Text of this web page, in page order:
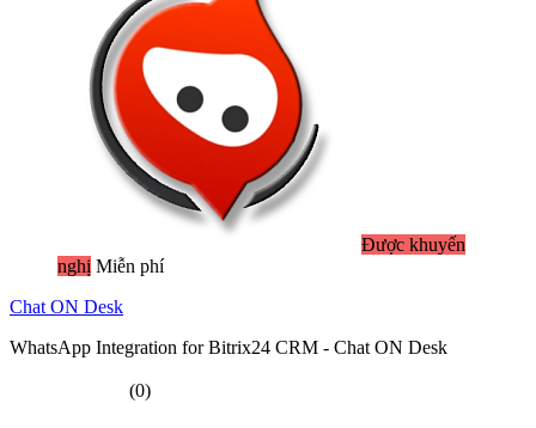
Được khuyến
nghị Miễn phí
Chat ON Desk
WhatsApp Integration for Bitrix24 CRM - Chat ON Desk
(0)